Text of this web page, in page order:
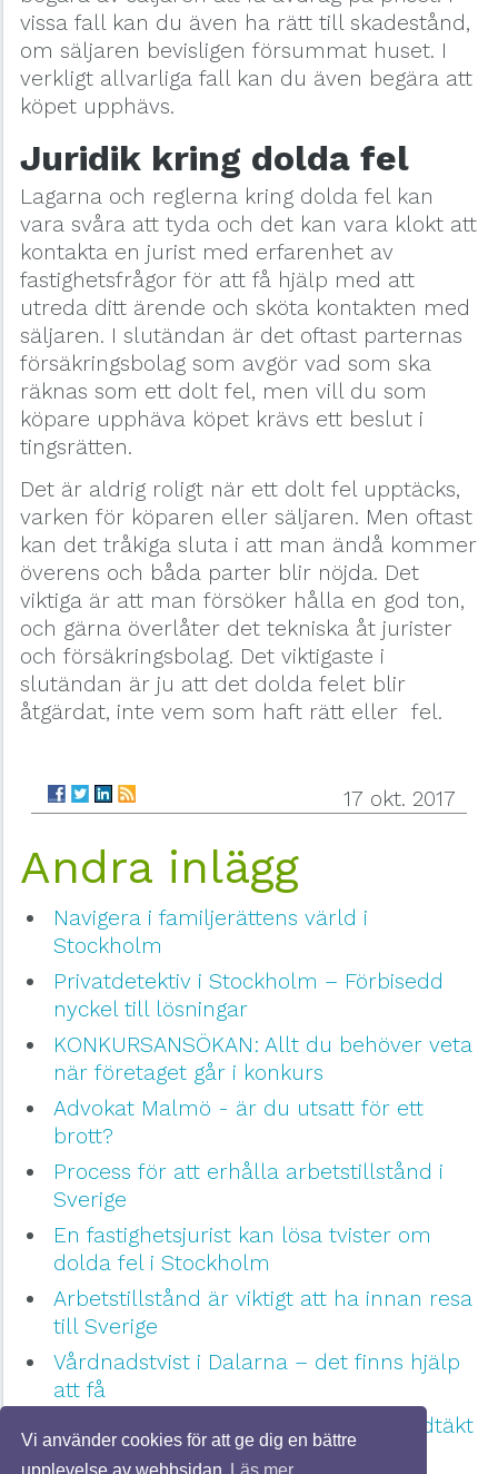
Vi använder cookies för att ge dig en bättre
vissa fall kan du även ha rätt till skadestånd,
om säljaren bevisligen försummat huset. I
verkligt allvarliga fall kan du även begära att
köpet upphävs.
Juridik kring dolda fel
Lagarna och reglerna kring dolda fel kan
vara svåra att tyda och det kan vara klokt att
kontakta en jurist med erfarenhet av
fastighetsfrågor för att få hjälp med att
utreda ditt ärende och sköta kontakten med
säljaren. I slutändan är det oftast parternas
försäkringsbolag som avgör vad som ska
räknas som ett dolt fel, men vill du som
köpare upphäva köpet krävs ett beslut i
tingsrätten.
Det är aldrig roligt när ett dolt fel upptäcks,
varken för köparen eller säljaren. Men oftast
kan det tråkiga sluta i att man ändå kommer
överens och båda parter blir nöjda. Det
viktiga är att man försöker hålla en god ton,
och gärna överlåter det tekniska åt jurister
och försäkringsbolag. Det viktigaste i
slutändan är ju att det dolda felet blir
åtgärdat, inte vem som haft rätt eller fel.
17 okt. 2017
Andra inlägg
Navigera i familjerättens värld i
Stockholm
Privatdetektiv i Stockholm – Förbisedd
nyckel till lösningar
KONKURSANSÖKAN: Allt du behöver veta
när företaget går i konkurs
Advokat Malmö - är du utsatt för ett
brott?
Process för att erhålla arbetstillstånd i
Sverige
En fastighetsjurist kan lösa tvister om
dolda fel i Stockholm
Arbetstillstånd är viktigt att ha innan resa
till Sverige
Vårdnadstvist i Dalarna – det finns hjälp
att få
Vad händer om du blir utsatt för våldtäkt
i Göteborg?